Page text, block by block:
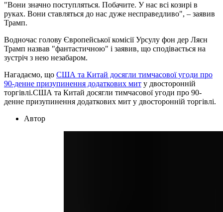
"Вони значно поступляться. Побачите. У нас всі козирі в
руках. Вони ставляться до нас дуже несправедливо", – заявив
Трамп.
Водночас голову Європейської комісії Урсулу фон дер Ляєн
Трамп назвав "фантастичною" і заявив, що сподівається на
зустріч з нею незабаром.
Нагадаємо, що США та Китай досягли тимчасової угоди про
90-денне призупинення додаткових мит у двосторонній
торгівлі.США та Китай досягли тимчасової угоди про 90-
денне призупинення додаткових мит у двосторонній торгівлі.
Автор